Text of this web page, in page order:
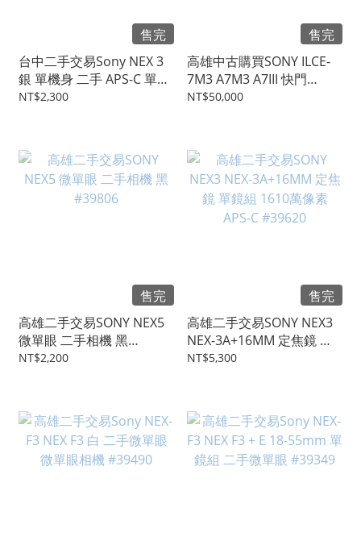
售完
台中二手交易Sony NEX 3
銀 單機身 二手 APS-C 單眼
相機 公司貨 #39664
NT$2,300
售完
高雄中古購買SONY ILCE-
7M3 A7M3 A7III 快門
約:2100 二手單眼 中古單眼
NT$50,000
售完
高雄二手交易SONY NEX5
微單眼 二手相機 黑
#39806
NT$2,200
售完
高雄二手交易SONY NEX3
NEX-3A+16MM 定焦鏡 單
鏡組 1610萬像素 APS-C
NT$5,300